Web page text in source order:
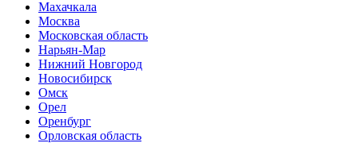
Махачкала
Москва
Московская область
Нарьян-Мар
Нижний Новгород
Новосибирск
Омск
Орел
Оренбург
Орловская область